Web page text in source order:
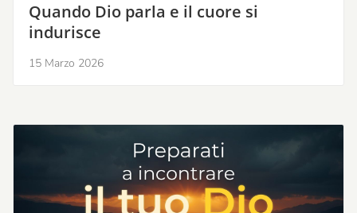
Quando Dio parla e il cuore si
indurisce
15 Marzo 2026